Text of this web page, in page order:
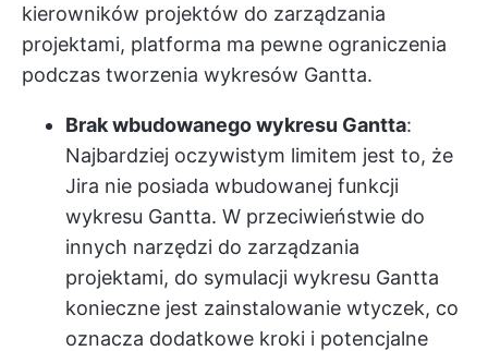
kierowników projektów do zarządzania
projektami, platforma ma pewne ograniczenia
podczas tworzenia wykresów Gantta.
Brak wbudowanego wykresu Gantta:
Najbardziej oczywistym limitem jest to, że
Jira nie posiada wbudowanej funkcji
wykresu Gantta. W przeciwieństwie do
innych narzędzi do zarządzania
projektami, do symulacji wykresu Gantta
konieczne jest zainstalowanie wtyczek, co
oznacza dodatkowe kroki i potencjalne